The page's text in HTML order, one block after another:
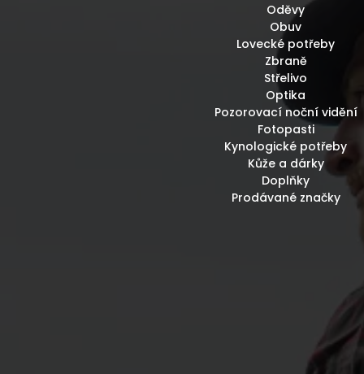
Oděvy
Obuv
Lovecké potřeby
Zbraně
Střelivo
Optika
Pozorovací noční vidění
Fotopasti
Kynologické potřeby
Kůže a dárky
Doplňky
Prodávané značky